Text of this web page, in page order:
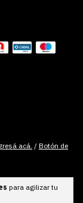
para agilizar tu
acá. / Botón de
reservados.